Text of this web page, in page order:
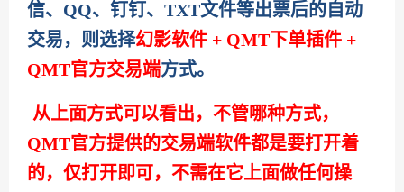
信、QQ、钉钉、TXT文件等出票后的自动
交易，则选择幻影软件 + QMT下单插件 +
QMT官方交易端方式。
从上面方式可以看出，不管哪种方式，
QMT官方提供的交易端软件都是要打开着
的，仅打开即可，不需在它上面做任何操